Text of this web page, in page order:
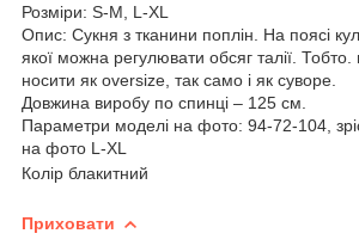
Розміри: S-M, L-XL
Опис: Сукня з тканини поплін. На поясі
якої можна регулювати обсяг талії.
носити як oversize, так само і як суворе.
Довжина виробу по спинці – 125 см.
Параметри моделі на фото: 94-72-104,
на фото L-XL
Колір блакитний
Приховати